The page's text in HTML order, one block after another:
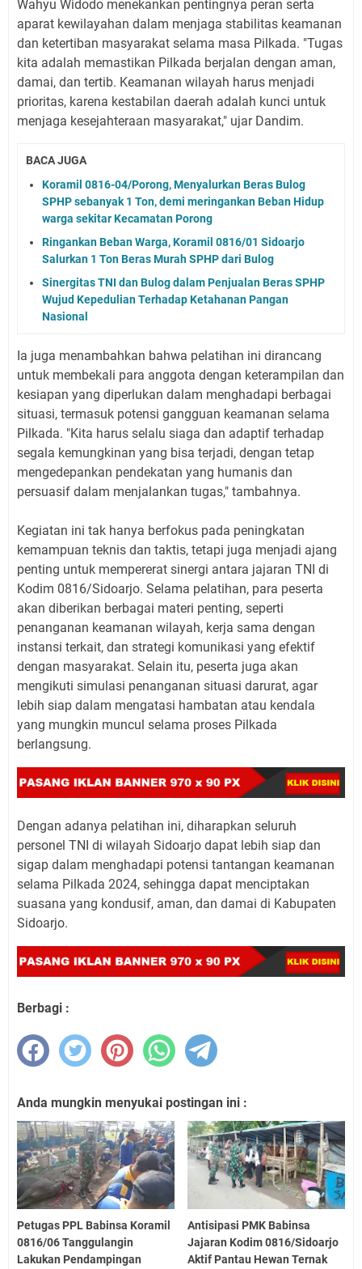
Wahyu Widodo menekankan pentingnya peran serta
aparat kewilayahan dalam menjaga stabilitas keamanan
dan ketertiban masyarakat selama masa Pilkada. "Tugas
kita adalah memastikan Pilkada berjalan dengan aman,
damai, dan tertib. Keamanan wilayah harus menjadi
prioritas, karena kestabilan daerah adalah kunci untuk
menjaga kesejahteraan masyarakat," ujar Dandim.
BACA JUGA
Koramil 0816-04/Porong, Menyalurkan Beras Bulog
SPHP sebanyak 1 Ton, demi meringankan Beban Hidup
warga sekitar Kecamatan Porong
Ringankan Beban Warga, Koramil 0816/01 Sidoarjo
Salurkan 1 Ton Beras Murah SPHP dari Bulog
Sinergitas TNI dan Bulog dalam Penjualan Beras SPHP
Wujud Kepedulian Terhadap Ketahanan Pangan
Nasional
Ia juga menambahkan bahwa pelatihan ini dirancang
untuk membekali para anggota dengan keterampilan dan
kesiapan yang diperlukan dalam menghadapi berbagai
situasi, termasuk potensi gangguan keamanan selama
Pilkada. "Kita harus selalu siaga dan adaptif terhadap
segala kemungkinan yang bisa terjadi, dengan tetap
mengedepankan pendekatan yang humanis dan
persuasif dalam menjalankan tugas," tambahnya.
Kegiatan ini tak hanya berfokus pada peningkatan
kemampuan teknis dan taktis, tetapi juga menjadi ajang
penting untuk mempererat sinergi antara jajaran TNI di
Kodim 0816/Sidoarjo. Selama pelatihan, para peserta
akan diberikan berbagai materi penting, seperti
penanganan keamanan wilayah, kerja sama dengan
instansi terkait, dan strategi komunikasi yang efektif
dengan masyarakat. Selain itu, peserta juga akan
mengikuti simulasi penanganan situasi darurat, agar
lebih siap dalam mengatasi hambatan atau kendala
yang mungkin muncul selama proses Pilkada
berlangsung.
Dengan adanya pelatihan ini, diharapkan seluruh
personel TNI di wilayah Sidoarjo dapat lebih siap dan
sigap dalam menghadapi potensi tantangan keamanan
selama Pilkada 2024, sehingga dapat menciptakan
suasana yang kondusif, aman, dan damai di Kabupaten
Sidoarjo.
Berbagi :
Anda mungkin menyukai postingan ini :
Petugas PPL Babinsa Koramil
0816/06 Tanggulangin
Lakukan Pendampingan
Antisipasi PMK Babinsa
Jajaran Kodim 0816/Sidoarjo
Aktif Pantau Hewan Ternak